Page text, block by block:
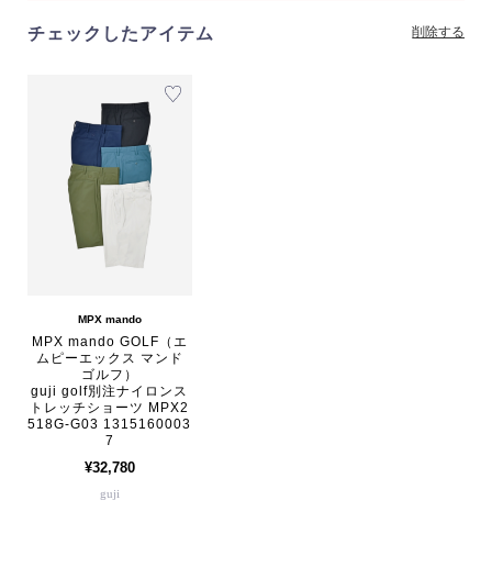
チェックしたアイテム 削除する
MPX mando
MPX mando GOLF（エ
ムピーエックス マンド
ゴルフ）
guji golf別注ナイロンス
トレッチショーツ MPX2
518G-G03 1315160003
7
¥32,780
guji